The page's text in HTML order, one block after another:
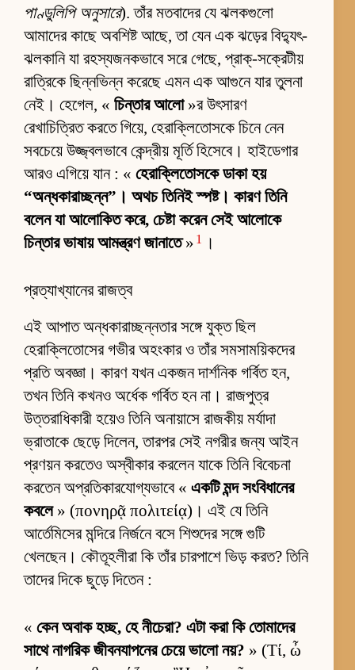
পাণ্ডুলিপি অনুসারে). তাঁর মতবাদের যে ঝলকগুলো
আমাদের কাছে অবশিষ্ট আছে, তা যেন এক ঝড়ের বিদ্যুৎ-
ঝলকানি যা রহস্যজনকভাবে সরে গেছে, প্রাক্-সক্রেটীয়
রাত্রিকে ছিন্নভিন্ন করেছে এমন এক আগুনে যার তুলনা
নেই। হেগেল, « চিন্তার আলো»র উৎসারণ
রেখাচিত্রিত করতে গিয়ে, হেরাক্লিতোসকে চিনে নেন
সবচেয়ে উজ্জ্বলভাবে কেন্দ্রীয় মূর্তি হিসেবে। হাইডেগার
আরও এগিয়ে যান : « হেরাক্লিতোসকে ডাকা হয়
“অন্ধকারাচ্ছন্ন”। অথচ তিনিই স্পষ্ট। কারণ তিনি
বলেন যা আলোকিত করে, চেষ্টা করেন সেই আলোকে
চিন্তার ভাষায় আমন্ত্রণ জানাতে» 1 ।
প্রত্যাখ্যানের রাজত্ব
এই আপাত অন্ধকারাচ্ছন্নতার সঙ্গে যুক্ত ছিল
হেরাক্লিতোসের গভীর অহংকার ও তাঁর সমসাময়িকদের
প্রতি অবজ্ঞা। কারণ যখন একজন দার্শনিক গর্বিত হন,
তখন তিনি কখনও অর্ধেক গর্বিত হন না। রাজপুত্র
উত্তরাধিকারী হয়েও তিনি অনায়াসে রাজকীয় মর্যাদা
ভ্রাতাকে ছেড়ে দিলেন, তারপর সেই নগরীর জন্য আইন
প্রণয়ন করতেও অস্বীকার করলেন যাকে তিনি বিবেচনা
করতেন অপ্রতিকারযোগ্যভাবে « একটি মন্দ সংবিধানের
কবলে» (πονηρᾷ πολιτείᾳ)। এই যে তিনি
আর্তেমিসের মন্দিরে নির্জনে বসে শিশুদের সঙ্গে গুটি
খেলছেন। কৌতূহলীরা কি তাঁর চারপাশে ভিড় করত? তিনি
তাদের দিকে ছুড়ে দিতেন :
« কেন অবাক হচ্ছ, হে নীচেরা? এটা করা কি তোমাদের
সাথে নাগরিক জীবনযাপনের চেয়ে ভালো নয়? » (Τί, ὦ